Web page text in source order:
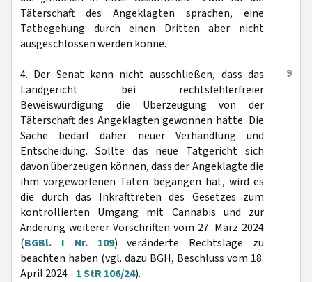
Täterschaft des Angeklagten sprächen, eine
Tatbegehung durch einen Dritten aber nicht
ausgeschlossen werden könne.
9
4. Der Senat kann nicht ausschließen, dass das
Landgericht bei rechtsfehlerfreier
Beweiswürdigung die Überzeugung von der
Täterschaft des Angeklagten gewonnen hätte. Die
Sache bedarf daher neuer Verhandlung und
Entscheidung. Sollte das neue Tatgericht sich
davon überzeugen können, dass der Angeklagte die
ihm vorgeworfenen Taten begangen hat, wird es
die durch das Inkrafttreten des Gesetzes zum
kontrollierten Umgang mit Cannabis und zur
Änderung weiterer Vorschriften vom 27. März 2024
(BGBl. I Nr. 109) veränderte Rechtslage zu
beachten haben (vgl. dazu BGH, Beschluss vom 18.
April 2024 - 1 StR 106/24).